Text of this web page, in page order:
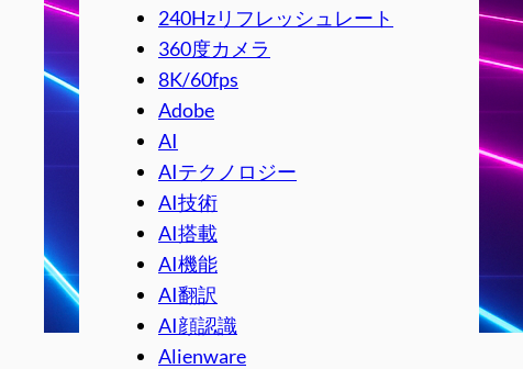
240Hzリフレッシュレート
360度カメラ
8K/60fps
Adobe
AI
AIテクノロジー
AI技術
AI搭載
AI機能
AI翻訳
AI顔認識
Alienware